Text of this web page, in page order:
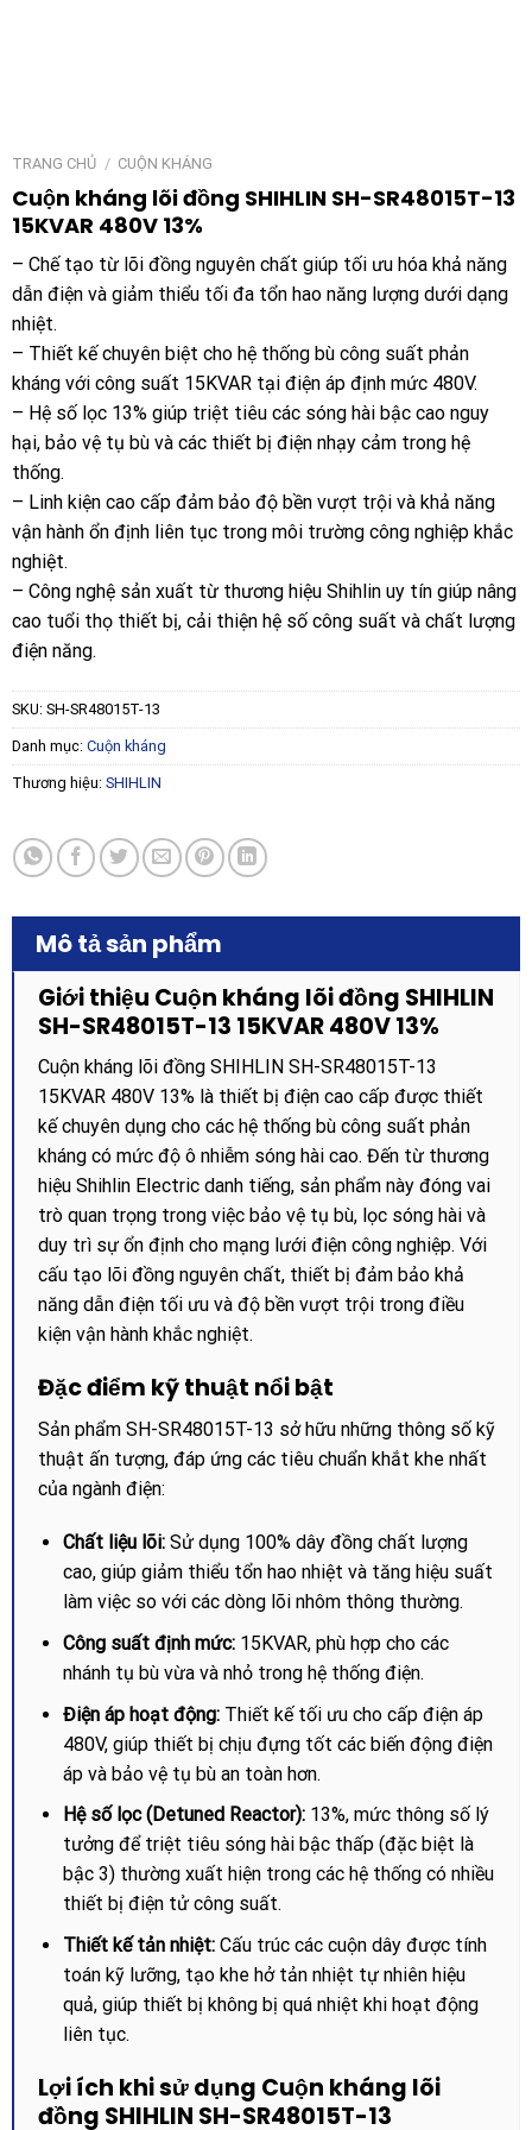
TRANG CHỦ / CUỘN KHÁNG
Cuộn kháng lõi đồng SHIHLIN SH-SR48015T-13
15KVAR 480V 13%
– Chế tạo từ lõi đồng nguyên chất giúp tối ưu hóa khả năng
dẫn điện và giảm thiểu tối đa tổn hao năng lượng dưới dạng
nhiệt.
– Thiết kế chuyên biệt cho hệ thống bù công suất phản
kháng với công suất 15KVAR tại điện áp định mức 480V.
– Hệ số lọc 13% giúp triệt tiêu các sóng hài bậc cao nguy
hại, bảo vệ tụ bù và các thiết bị điện nhạy cảm trong hệ
thống.
– Linh kiện cao cấp đảm bảo độ bền vượt trội và khả năng
vận hành ổn định liên tục trong môi trường công nghiệp khắc
nghiệt.
– Công nghệ sản xuất từ thương hiệu Shihlin uy tín giúp nâng
cao tuổi thọ thiết bị, cải thiện hệ số công suất và chất lượng
điện năng.
SKU: SH-SR48015T-13
Danh mục: Cuộn kháng
Thương hiệu: SHIHLIN
Mô tả sản phẩm
Giới thiệu Cuộn kháng lõi đồng SHIHLIN
SH-SR48015T-13 15KVAR 480V 13%
Cuộn kháng lõi đồng SHIHLIN SH-SR48015T-13
15KVAR 480V 13% là thiết bị điện cao cấp được thiết
kế chuyên dụng cho các hệ thống bù công suất phản
kháng có mức độ ô nhiễm sóng hài cao. Đến từ thương
hiệu Shihlin Electric danh tiếng, sản phẩm này đóng vai
trò quan trọng trong việc bảo vệ tụ bù, lọc sóng hài và
duy trì sự ổn định cho mạng lưới điện công nghiệp. Với
cấu tạo lõi đồng nguyên chất, thiết bị đảm bảo khả
năng dẫn điện tối ưu và độ bền vượt trội trong điều
kiện vận hành khắc nghiệt.
Đặc điểm kỹ thuật nổi bật
Sản phẩm SH-SR48015T-13 sở hữu những thông số kỹ
thuật ấn tượng, đáp ứng các tiêu chuẩn khắt khe nhất
của ngành điện:
Chất liệu lõi:Sử dụng 100% dây đồng chất lượng
cao, giúp giảm thiểu tổn hao nhiệt và tăng hiệu suất
làm việc so với các dòng lõi nhôm thông thường.
Công suất định mức:15KVAR, phù hợp cho các
nhánh tụ bù vừa và nhỏ trong hệ thống điện.
Điện áp hoạt động:Thiết kế tối ưu cho cấp điện áp
480V, giúp thiết bị chịu đựng tốt các biến động điện
áp và bảo vệ tụ bù an toàn hơn.
Hệ số lọc (Detuned Reactor):13%, mức thông số lý
tưởng để triệt tiêu sóng hài bậc thấp (đặc biệt là
bậc 3) thường xuất hiện trong các hệ thống có nhiều
thiết bị điện tử công suất.
Thiết kế tản nhiệt:Cấu trúc các cuộn dây được tính
toán kỹ lưỡng, tạo khe hở tản nhiệt tự nhiên hiệu
quả, giúp thiết bị không bị quá nhiệt khi hoạt động
liên tục.
Lợi ích khi sử dụng Cuộn kháng lõi
đồng SHIHLIN SH-SR48015T-13